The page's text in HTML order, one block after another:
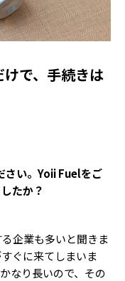
で、手続きは
い。Yoii Fuelをご
たか？
企業も多いと聞きま
ぐに来てしまいま
なり長いので、その